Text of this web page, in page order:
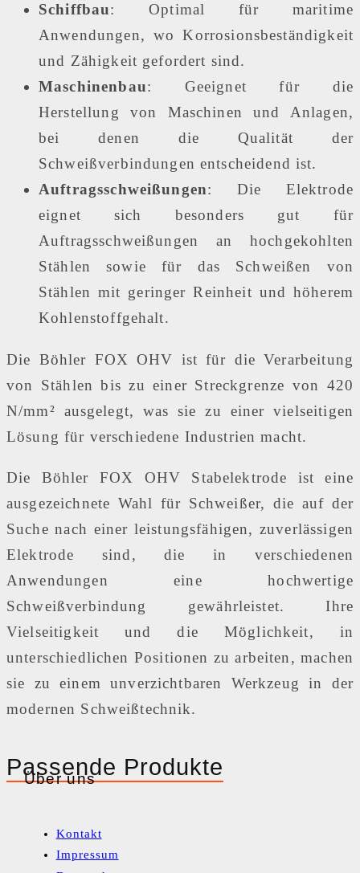
Schiffbau: Optimal für maritime
Anwendungen, wo Korrosionsbeständigkeit
und Zähigkeit gefordert sind.
Maschinenbau: Geeignet für die
Herstellung von Maschinen und Anlagen,
bei denen die Qualität der
Schweißverbindungen entscheidend ist.
Auftragsschweißungen: Die Elektrode
eignet sich besonders gut für
Auftragsschweißungen an hochgekohlten
Stählen sowie für das Schweißen von
Stählen mit geringer Reinheit und höherem
Kohlenstoffgehalt.
Die Böhler FOX OHV ist für die Verarbeitung
von Stählen bis zu einer Streckgrenze von 420
N/mm² ausgelegt, was sie zu einer vielseitigen
Lösung für verschiedene Industrien macht.
Die Böhler FOX OHV Stabelektrode ist eine
ausgezeichnete Wahl für Schweißer, die auf der
Suche nach einer leistungsfähigen, zuverlässigen
Elektrode sind, die in verschiedenen
Anwendungen eine hochwertige
Schweißverbindung gewährleistet. Ihre
Vielseitigkeit und die Möglichkeit, in
unterschiedlichen Positionen zu arbeiten, machen
sie zu einem unverzichtbaren Werkzeug in der
modernen Schweißtechnik.
Passende Produkte
Über uns
Kontakt
Impressum